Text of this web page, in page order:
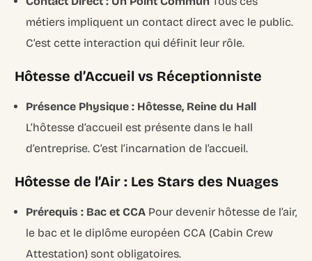
métiers impliquent un contact direct avec le public.
C’est cette interaction qui définit leur rôle.
Hôtesse d’Accueil vs Réceptionniste
Présence Physique : Hôtesse, Reine du Hall
L’hôtesse d’accueil est présente dans le hall
d’entreprise. C’est l’incarnation de l’accueil.
Hôtesse de l’Air : Les Stars des Nuages
Prérequis : Bac et CCA Pour devenir hôtesse de l’air,
le bac et le diplôme européen CCA (Cabin Crew
Attestation) sont obligatoires.